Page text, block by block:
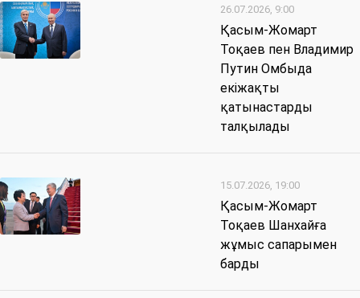
26.07.2026, 9:00
Қасым-Жомарт
Тоқаев пен Владимир
Путин Омбыда
екіжақты
қатынастарды
талқылады
15.07.2026, 19:00
Қасым-Жомарт
Тоқаев Шанхайға
жұмыс сапарымен
барды